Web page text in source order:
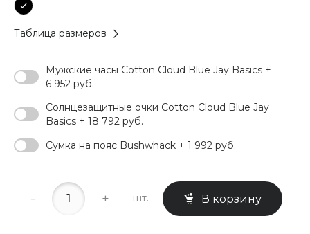
Таблица размеров
Мужские часы Cotton Cloud Blue Jay Basics +
6 952 руб.
Солнцезащитные очки Cotton Cloud Blue Jay
Basics + 18 792 руб.
Сумка на пояс Bushwhack + 1 992 руб.
- + шт. В корзину